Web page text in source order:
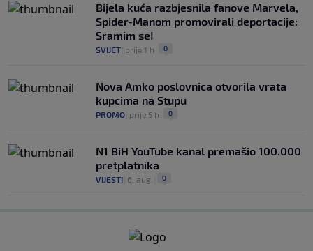
Bijela kuća razbjesnila fanove Marvela,
Spider-Manom promovirali deportacije:
Sramim se!
SVIJET prije 1 h 0
Nova Amko poslovnica otvorila vrata
kupcima na Stupu
PROMO prije 5 h 0
N1 BiH YouTube kanal premašio 100.000
pretplatnika
VIJESTI 6. aug. 0